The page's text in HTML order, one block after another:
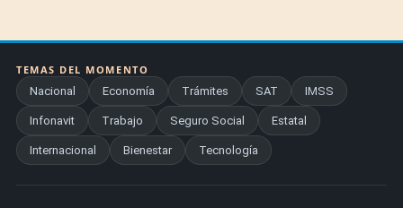
TEMAS DEL MOMENTO
Nacional
Economía Trámites SAT IMSS
Infonavit Trabajo Seguro Social Estatal
Internacional Bienestar Tecnología